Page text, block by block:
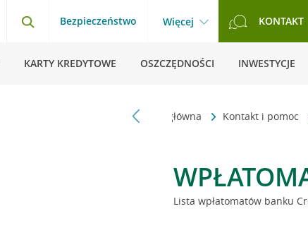
Bezpieczeństwo Więcej KONTAKT
KARTY KREDYTOWE OSZCZĘDNOŚCI INWESTYCJE
Strona główna Kontakt i pomoc
Lista wpłatomatów banku